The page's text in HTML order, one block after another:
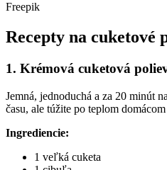
Freepik
Recepty na cuketové
1. Krémová cuketová
Jemná, jednoduchá a za 20 minút
času, ale túžite po teplom
Ingrediencie:
1 veľká cuketa